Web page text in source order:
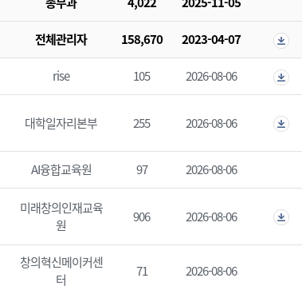
전체관리자 158,670 2023-04-07
rise 105 2026-08-06
대학일자리본부 255 2026-08-06
AI융합교육원 97 2026-08-06
미래창의인재교육
원
906 2026-08-06
창의혁신메이커센
터
71 2026-08-06